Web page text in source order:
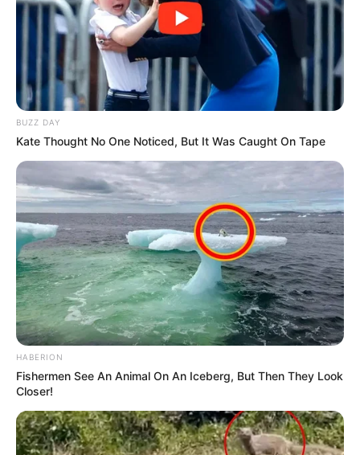
BUZZ DAY
Kate Thought No One Noticed, But It Was Caught On Tape
HABERION
Fishermen See An Animal On An Iceberg, But Then They Look
Closer!